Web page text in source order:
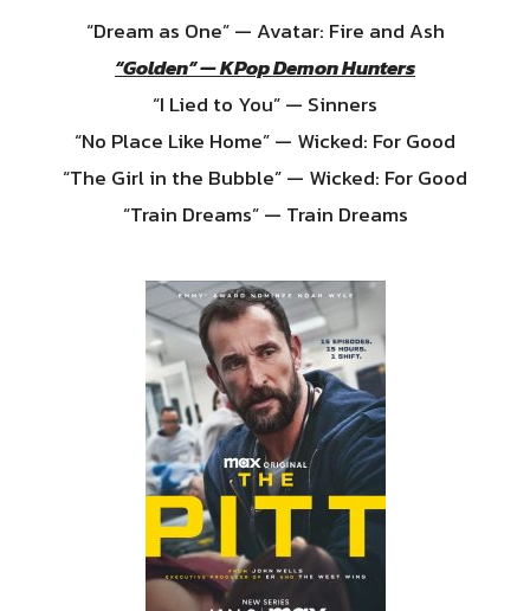
“Dream as One” — Avatar: Fire and Ash
“Golden” — KPop Demon Hunters
“I Lied to You” — Sinners
“No Place Like Home” — Wicked: For Good
“The Girl in the Bubble” — Wicked: For Good
“Train Dreams” — Train Dreams